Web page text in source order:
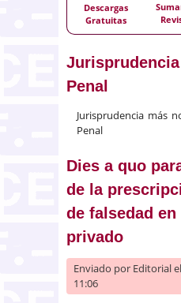
Descargas
Gratuitas
Penal
Jurisprudencia más
Penal
Dies a quo
de la
de falsedad
privado
Enviado por Editorial
11:06